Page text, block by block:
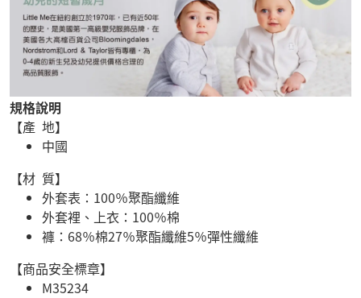
規格說明
【產 地】
中國
【材 質】
外套表：100％聚酯纖維
外套裡、上衣：100％棉
褲：68％棉27％聚酯纖維5％彈性纖維
【商品安全標章】
M35234